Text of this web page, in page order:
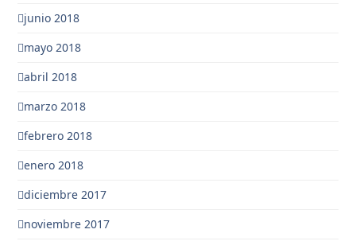
junio 2018
mayo 2018
abril 2018
marzo 2018
febrero 2018
enero 2018
diciembre 2017
noviembre 2017